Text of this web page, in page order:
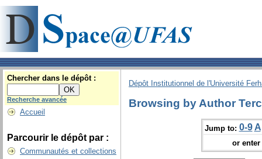
Chercher dans le dépôt :
Recherche avancée
Accueil
Parcourir le dépôt par :
Communautés et collections
Dépôt Institutionnel de l'Université
Browsing by Author
Jump to: 0-9 A
or